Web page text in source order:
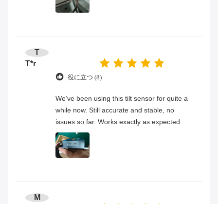
T
T*r
役に立つ (8)
We’ve been using this tilt sensor for quite a
while now. Still accurate and stable, no
issues so far. Works exactly as expected.
M